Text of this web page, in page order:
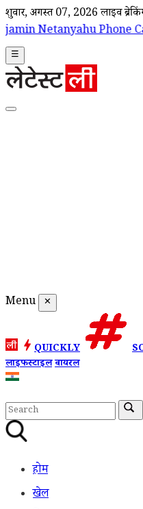
शुक्रवार, अगस्त 07, 2026 लाइव
Phone Call: पीएम मोदी और
☰
Menu ✕
QUICKLY
लाइफस्टाइलवायरल
होम
खेल